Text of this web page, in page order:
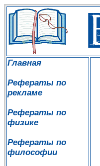
Главная
Рефераты по
рекламе
Рефераты по
физике
Рефераты по
философии